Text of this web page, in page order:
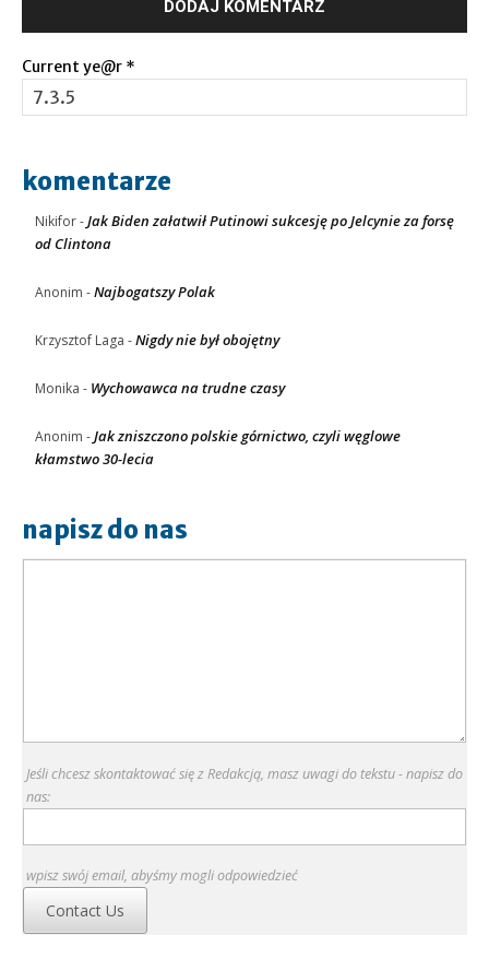
Current ye@r *
komentarze
Nikifor-Jak Biden załatwił Putinowi sukcesję po Jelcynie za forsę
od Clintona
Anonim -Najbogatszy Polak
Krzysztof Laga -Nigdy nie był obojętny
Monika - Wychowawca na trudne czasy
Anonim -Jak zniszczono polskie górnictwo, czyli węglowe
kłamstwo 30-lecia
napisz do nas
Jeśli chcesz skontaktować się z Redakcją, masz uwagi do tekstu - napisz do
nas:
wpisz swój email, abyśmy mogli odpowiedzieć
Contact Us